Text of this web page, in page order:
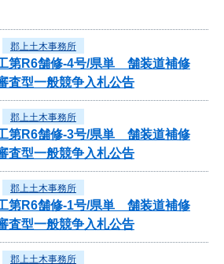
郡上土木事務所
第R6舗修-4号/県単 舗装道補修
査型一般競争入札公告
郡上土木事務所
第R6舗修-3号/県単 舗装道補修
査型一般競争入札公告
郡上土木事務所
第R6舗修-1号/県単 舗装道補修
査型一般競争入札公告
郡上土木事務所